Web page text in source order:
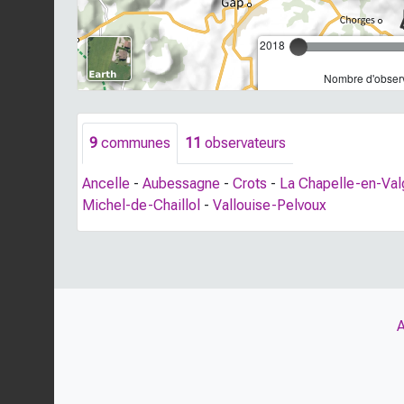
2018
Nombre
9 communes 11 observateurs
Ancelle - Aubessagne - Crots - La Chapelle-en-
Michel-de-Chaillol - Vallouise-Pelvoux